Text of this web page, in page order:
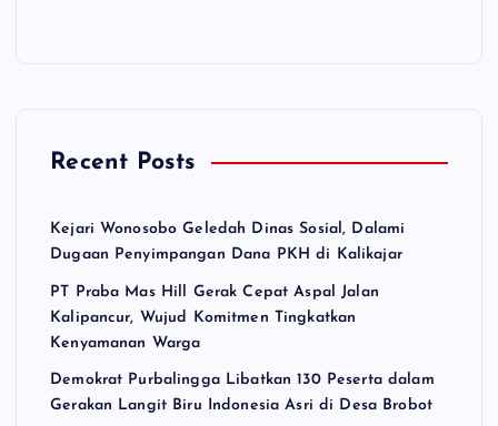
Recent Posts
Kejari Wonosobo Geledah Dinas Sosial, Dalami
Dugaan Penyimpangan Dana PKH di Kalikajar
PT Praba Mas Hill Gerak Cepat Aspal Jalan
Kalipancur, Wujud Komitmen Tingkatkan
Kenyamanan Warga
Demokrat Purbalingga Libatkan 130 Peserta dalam
Gerakan Langit Biru Indonesia Asri di Desa Brobot